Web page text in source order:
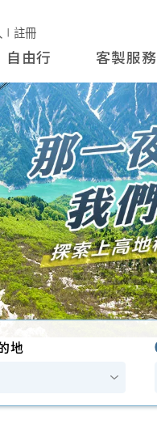
∣註冊
自由行 客製服務
地